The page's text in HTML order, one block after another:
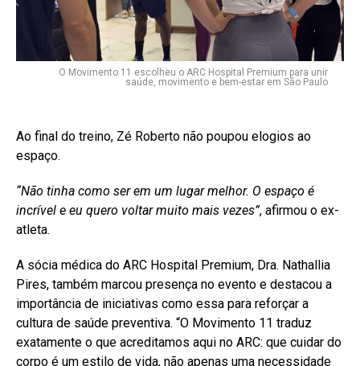
O Movimento 11 escolheu o ARC Hospital Premium para unir
saúde, movimento e bem-estar em São Paulo
Ao final do treino, Zé Roberto não poupou elogios ao
espaço.
“Não tinha como ser em um lugar melhor. O espaço é
incrível e eu quero voltar muito mais vezes”, afirmou o ex-
atleta.
A sócia médica do ARC Hospital Premium, Dra. Nathallia
Pires, também marcou presença no evento e destacou a
importância de iniciativas como essa para reforçar a
cultura de saúde preventiva. “O Movimento 11 traduz
exatamente o que acreditamos aqui no ARC: que cuidar do
corpo é um estilo de vida, não apenas uma necessidade